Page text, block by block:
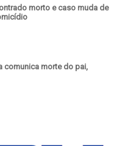
morto e caso muda de
comunica morte do pai,